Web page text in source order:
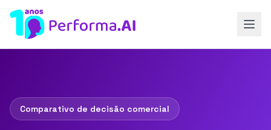
Comparativo de decisão comercial